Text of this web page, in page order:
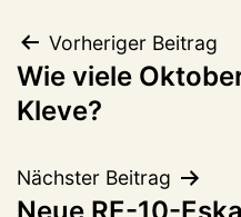
Vorheriger Beitrag
Wie viele
Kleve?
Nächster Beitrag